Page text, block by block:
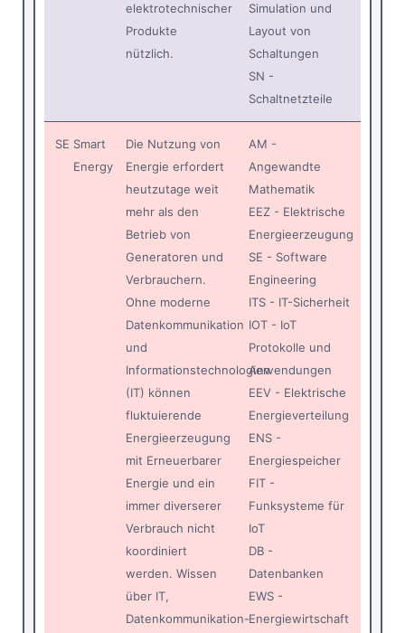
elektrotechnischer
Produkte
nützlich.
Simulation und
Layout von
Schaltungen
SN -
Schaltnetzteile
SE Smart
Energy
Die Nutzung von
Energie erfordert
heutzutage weit
mehr als den
Betrieb von
Generatoren und
Verbrauchern.
Ohne moderne
Datenkommunikation
und
Informationstechnologien
(IT) können
fluktuierende
Energieerzeugung
mit Erneuerbarer
Energie und ein
immer diverserer
Verbrauch nicht
koordiniert
werden. Wissen
über IT,
Datenkommunikation-
AM -
Angewandte
Mathematik
EEZ - Elektrische
Energieerzeugung
SE - Software
Engineering
ITS - IT-Sicherheit
IOT - IoT
Protokolle und
Anwendungen
EEV - Elektrische
Energieverteilung
ENS -
Energiespeicher
FIT -
Funksysteme für
IoT
DB -
Datenbanken
EWS -
Energiewirtschaft